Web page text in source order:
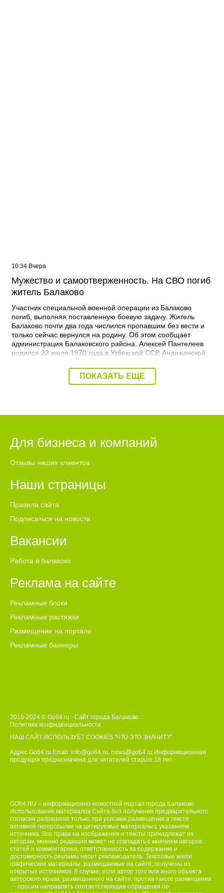
10:34 Вчера
Мужество и самоотверженность. На СВО погиб
житель Балаково
Участник специальной военной операции из Балаково
погиб, выполняя поставленную боевую задачу. Житель
Балаково почти два года числился пропавшим без вести и
только сейчас вернулся на родину. Об этом сообщает
администрация Балаковского района. Алексей Пантелеев
родился 22 июля 1970 года в Узбекской ССР, Андижанской
средне-специальное образование в балаковском ПУ-58 по
специальности тракторист. Погиб 2 сентября 2024 года при
поступок олицетворяет мужество, самоотверженность и
соболезнования глава Балаковского района Сергей
Барулин. Прощание с Алексеем Пантелеевым состоится
завтра, 6 августа с 10:00 до 11:00 в храме Иоанна
ПОКАЗАТЬ ЕЩЕ
Для бизнеса и компаний
Отзывы наших клиентов
Наши страницы
Правила сайта
Подписаться на новости
Вакансии
Работа в балакоко
Реклама на сайте
Рекламные блоки
Рекламные растяжки
Размещение на портале
Рекламные баннеры
2015-2024 © Go64.ru - Сайт города Балаково
Политика конфиденциальности
НАШ САЙТ ИСПОЛЬЗУЕТ COOKIES "ЧТО ЭТО ЗНАЧИТ?"
Адрес Go64.ru Email: info@go64.ru, news@go64.ru Информационная
продукция предназначена для читателей старше 18 лет.
GO64.RU – информационно-новостной портал города Балаково
Использование материалов Сайта без получения предварительного
согласия разрешено только при условии размещения в тексте
активной гиперссылки на цитируемые материалы с указанием
источника. Все права на изображения и тексты принадлежат их
авторам, мнение редакции может не совпадать с мнением авторов
статей и комментариев, ответственность за содержание и
достоверность рекламы несет рекламодатель. Текстовые и/или
графические материалы, размещаемые на сайте, получены из
открытых источников. В случае, если автор того или иного объекта
авторского права, размещенного на сайте, против такого размещения
— просим направлять соответствующие обращения по